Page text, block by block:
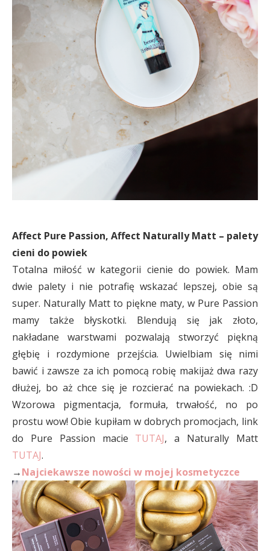
Affect Pure Passion, Affect Naturally Matt – palety
cieni do powiek
Totalna miłość w kategorii cienie do powiek. Mam
dwie palety i nie potrafię wskazać lepszej, obie są
super. Naturally Matt to piękne maty, w Pure Passion
mamy także błyskotki. Blendują się jak złoto,
nakładane warstwami pozwalają stworzyć piękną
głębię i rozdymione przejścia. Uwielbiam się nimi
bawić i zawsze za ich pomocą robię makijaż dwa razy
dłużej, bo aż chce się je rozcierać na powiekach. :D
Wzorowa pigmentacja, formuła, trwałość, no po
prostu wow! Obie kupiłam w dobrych promocjach, link
do Pure Passion macie TUTAJ, a Naturally Matt
TUTAJ.
→Najciekawsze nowości w mojej kosmetyczce